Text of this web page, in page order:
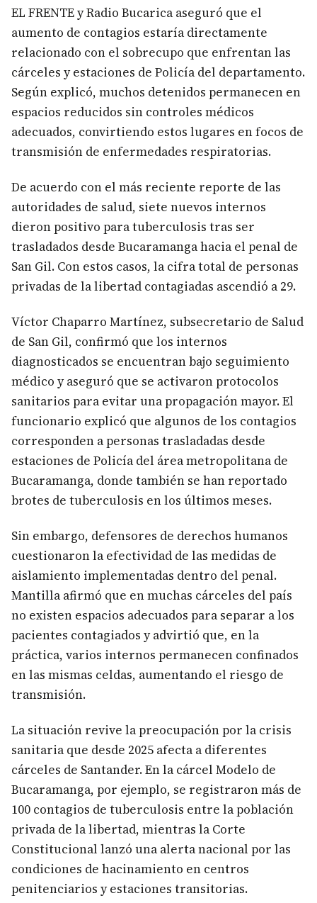
EL FRENTE y Radio Bucarica aseguró que el
aumento de contagios estaría directamente
relacionado con el sobrecupo que enfrentan las
cárceles y estaciones de Policía del departamento.
Según explicó, muchos detenidos permanecen en
espacios reducidos sin controles médicos
adecuados, convirtiendo estos lugares en focos de
transmisión de enfermedades respiratorias.
De acuerdo con el más reciente reporte de las
autoridades de salud, siete nuevos internos
dieron positivo para tuberculosis tras ser
trasladados desde Bucaramanga hacia el penal de
San Gil. Con estos casos, la cifra total de personas
privadas de la libertad contagiadas ascendió a 29.
Víctor Chaparro Martínez, subsecretario de Salud
de San Gil, confirmó que los internos
diagnosticados se encuentran bajo seguimiento
médico y aseguró que se activaron protocolos
sanitarios para evitar una propagación mayor. El
funcionario explicó que algunos de los contagios
corresponden a personas trasladadas desde
estaciones de Policía del área metropolitana de
Bucaramanga, donde también se han reportado
brotes de tuberculosis en los últimos meses.
Sin embargo, defensores de derechos humanos
cuestionaron la efectividad de las medidas de
aislamiento implementadas dentro del penal.
Mantilla afirmó que en muchas cárceles del país
no existen espacios adecuados para separar a los
pacientes contagiados y advirtió que, en la
práctica, varios internos permanecen confinados
en las mismas celdas, aumentando el riesgo de
transmisión.
La situación revive la preocupación por la crisis
sanitaria que desde 2025 afecta a diferentes
cárceles de Santander. En la cárcel Modelo de
Bucaramanga, por ejemplo, se registraron más de
100 contagios de tuberculosis entre la población
privada de la libertad, mientras la Corte
Constitucional lanzó una alerta nacional por las
condiciones de hacinamiento en centros
penitenciarios y estaciones transitorias.